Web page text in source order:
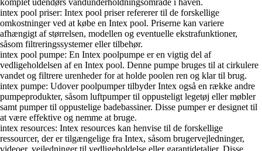
intex pool priser: Intex pool priser refererer til de forskellige
omkostninger ved at købe en Intex pool. Priserne kan variere
afhængigt af størrelsen, modellen og eventuelle ekstrafunktioner,
såsom filtreringssystemer eller tilbehør.
intex pool pumpe: En Intex poolpumpe er en vigtig del af
vedligeholdelsen af en Intex pool. Denne pumpe bruges til at cirkulere
vandet og filtrere urenheder for at holde poolen ren og klar til brug.
intex pumpe: Udover poolpumper tilbyder Intex også en række andre
pumpeprodukter, såsom luftpumper til oppusteligt legetøj eller møbler
samt pumper til oppustelige badebassiner. Disse pumper er designet til
at være effektive og nemme at bruge.
intex resources: Intex resources kan henvise til de forskellige
ressourcer, der er tilgængelige fra Intex, såsom brugervejledninger,
videoer, vejledninger til vedligeholdelse eller garantidetaljer. Disse